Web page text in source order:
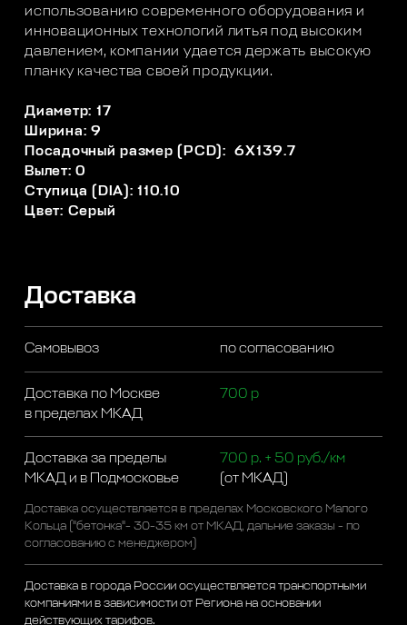
использованию современного оборудования и
инновационных технологий литья под высоким
давлением, компании удается держать высокую
планку качества своей продукции.
Диаметр: 17
Ширина: 9
Посадочный размер (PCD): 6X139.7
Вылет: 0
Ступица (DIA): 110.10
Цвет: Серый
Доставка
Самовывоз по согласованию
Доставка по Москве
в пределах МКАД
700 р
Доставка за пределы
МКАД и в Подмосковье
700 р. + 50 руб./км
(от МКАД)
Доставка осуществляется в пределах Московского Малого
Кольца ("бетонка"- 30-35 км от МКАД, дальние заказы - по
согласованию с менеджером)
Доставка в города России осуществляется транспортными
компаниями в зависимости от Региона на основании
действующих тарифов.